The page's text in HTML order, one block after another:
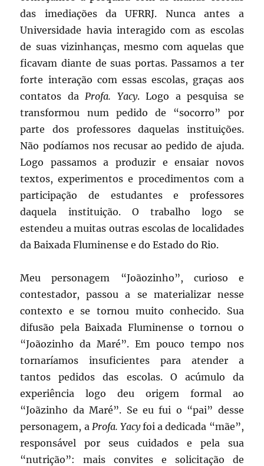
das imediações da UFRRJ. Nunca antes a
Universidade havia interagido com as escolas
de suas vizinhanças, mesmo com aquelas que
ficavam diante de suas portas. Passamos a ter
forte interação com essas escolas, graças aos
contatos da Profa. Yacy. Logo a pesquisa se
transformou num pedido de “socorro” por
parte dos professores daquelas instituições.
Não podíamos nos recusar ao pedido de ajuda.
Logo passamos a produzir e ensaiar novos
textos, experimentos e procedimentos com a
participação de estudantes e professores
daquela instituição. O trabalho logo se
estendeu a muitas outras escolas de localidades
da Baixada Fluminense e do Estado do Rio.
Meu personagem “Joãozinho”, curioso e
contestador, passou a se materializar nesse
contexto e se tornou muito conhecido. Sua
difusão pela Baixada Fluminense o tornou o
“Joãozinho da Maré”. Em pouco tempo nos
tornaríamos insuficientes para atender a
tantos pedidos das escolas. O acúmulo da
experiência logo deu origem formal ao
“Joãzinho da Maré”. Se eu fui o “pai” desse
personagem, a Profa. Yacyfoi a dedicada “mãe”,
responsável por seus cuidados e pela sua
“nutrição”: mais convites e solicitação de